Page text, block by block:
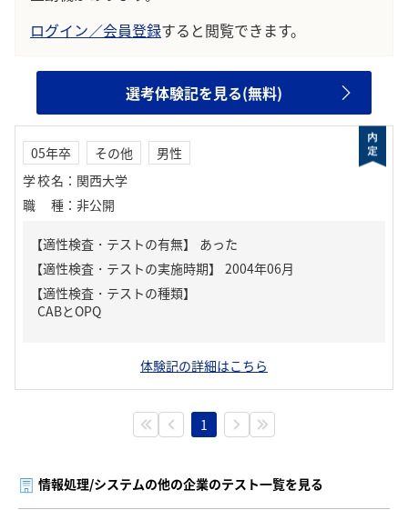
ログイン／会員登録すると閲覧できます。
選考体験記を見る(無料)
05年卒 その他
男性
学校名 ： 関西大学
職種 ： 非公開
【適性検査・テストの有無】 あった
【適性検査・テストの種類】
CABとOPQ
体験記の詳細はこちら
1
情報処理/システムの他の企業のテスト一覧を見る